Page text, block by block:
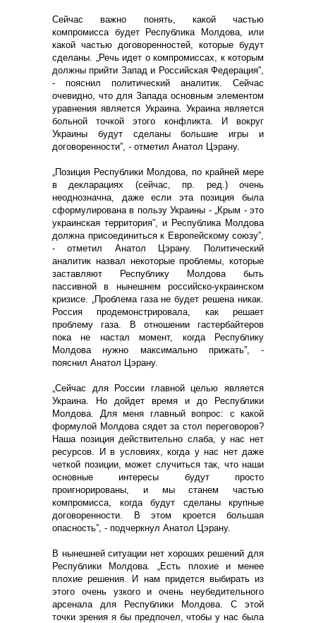
Сейчас важно понять, какой частью
компромисса будет Республика Молдова, или
какой частью договоренностей, которые будут
сделаны. „Речь идет о компромиссах, к которым
должны прийти Запад и Российская Федерация”,
- пояснил политический аналитик. Сейчас
очевидно, что для Запада основным элементом
уравнения является Украина. Украина является
больной точкой этого конфликта. И вокруг
Украины будут сделаны большие игры и
договоренности”, - отметил Анатол Цэрану.
„Позиция Республики Молдова, по крайней мере
в декларациях (сейчас, пр. ред.) очень
неоднозначна, даже если эта позиция была
сформулирована в пользу Украины - „Крым - это
украинская территория”, и Республика Молдова
должна присоединиться к Европейскому союзу”,
- отметил Анатол Цэрану. Политический
аналитик назвал некоторые проблемы, которые
заставляют Республику Молдова быть
пассивной в нынешнем российско-украинском
кризисе. „Проблема газа не будет решена никак.
Россия продемонстрировала, как решает
проблему газа. В отношении гастербайтеров
пока не настал момент, когда Республику
Молдова нужно максимально прижать”, -
пояснил Анатол Цэрану.
„Сейчас для России главной целью является
Украина. Но дойдет время и до Республики
Молдова. Для меня главный вопрос: с какой
формулой Молдова сядет за стол переговоров?
Наша позиция действительно слаба, у нас нет
ресурсов. И в условиях, когда у нас нет даже
четкой позиции, может случиться так, что наши
основные интересы будут просто
проигнорированы, и мы станем частью
компромисса, когда будут сделаны крупные
договоренности. В этом кроется большая
опасность”, - подчеркнул Анатол Цэрану.
В нынешней ситуации нет хороших решений для
Республики Молдова. „Есть плохие и менее
плохие решения. И нам придется выбирать из
этого очень узкого и очень неубедительного
арсенала для Республики Молдова. С этой
точки зрения я бы предпочел, чтобы у нас была